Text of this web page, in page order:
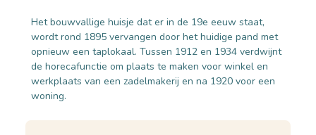
Het bouwvallige huisje dat er in de 19e eeuw staat,
wordt rond 1895 vervangen door het huidige pand met
opnieuw een taplokaal. Tussen 1912 en 1934 verdwijnt
de horecafunctie om plaats te maken voor winkel en
werkplaats van een zadelmakerij en na 1920 voor een
woning.